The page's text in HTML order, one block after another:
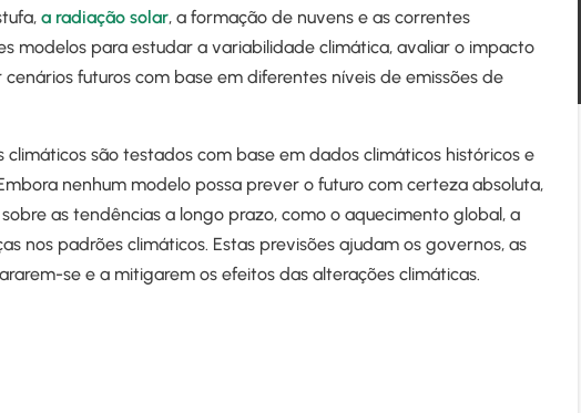
a radiação solar, a formação de nuvens e as correntes
modelos para estudar a variabilidade climática, avaliar o impacto
futuros com base em diferentes níveis de emissões de
climáticos são testados com base em dados climáticos históricos e
nenhum modelo possa prever o futuro com certeza absoluta,
as tendências a longo prazo, como o aquecimento global, a
nos padrões climáticos. Estas previsões ajudam os governos, as
se e a mitigarem os efeitos das alterações climáticas.